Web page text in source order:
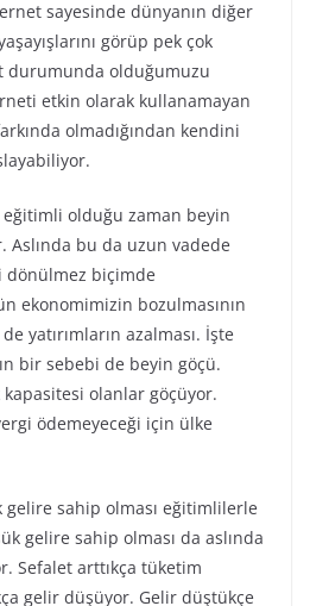
sayesinde dünyanın diğer
görüp pek çok
durumunda olduğumuzu
etkin olarak kullanamayan
olmadığından kendini
olduğu zaman beyin
Aslında bu da uzun vadede
biçimde
ekonomimizin bozulmasının
yatırımların azalması. İşte
bir sebebi de beyin göçü.
olanlar göçüyor.
ödemeyeceği için ülke
sahip olması eğitimlilerle
gelire sahip olması da aslında
Sefalet arttıkça tüketim
gelir düşüyor. Gelir düştükçe